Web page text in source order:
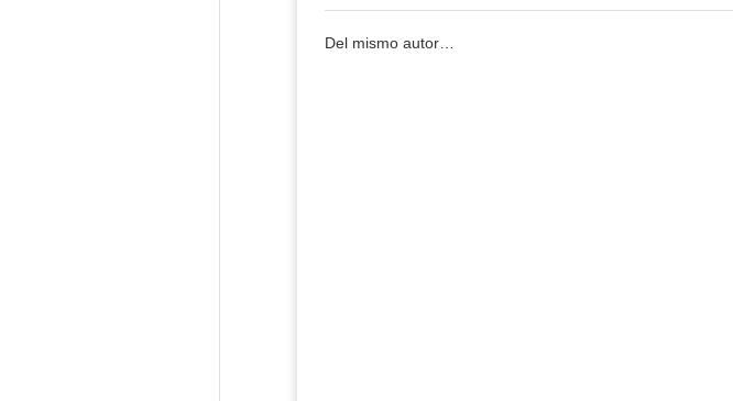
Del mismo autor…